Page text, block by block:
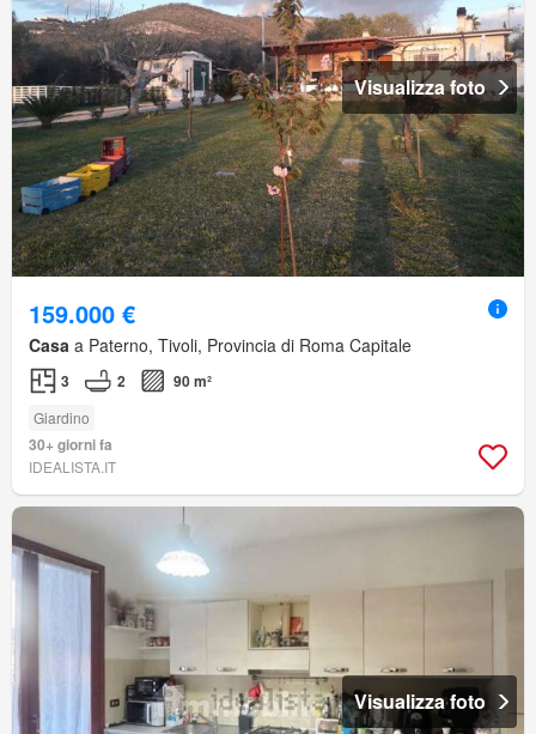
Visualizza foto
159.000 €
Casa a Paterno, Tivoli, Provincia di Roma Capitale
3 2 90 m²
Giardino
30+ giorni fa
IDEALISTA.IT
Visualizza foto